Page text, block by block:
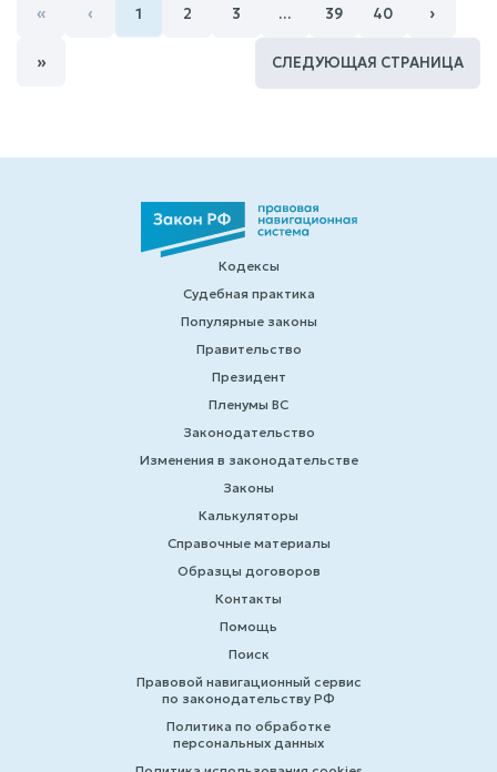
« ‹ 1 2 3 … 39 40 ›
» СЛЕДУЮЩАЯ СТРАНИЦА
Кодексы
Судебная практика
Популярные законы
Правительство
Президент
Пленумы ВС
Законодательство
Изменения в законодательстве
Законы
Калькуляторы
Справочные материалы
Образцы договоров
Контакты
Помощь
Поиск
Правовой навигационный сервис
по законодательству РФ
Политика по обработке
персональных данных